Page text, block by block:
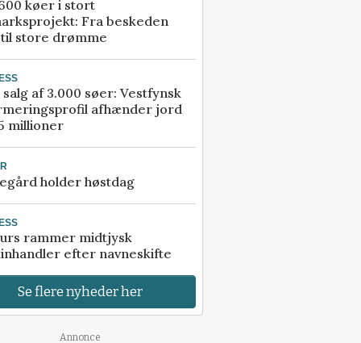
køer i stort
Fra beskeden
store drømme
af 3.000 søer: Vestfynsk
afhænder jord
millioner
holder høstdag
rammer midtjysk
efter navneskifte
Se flere nyheder her
Annonce